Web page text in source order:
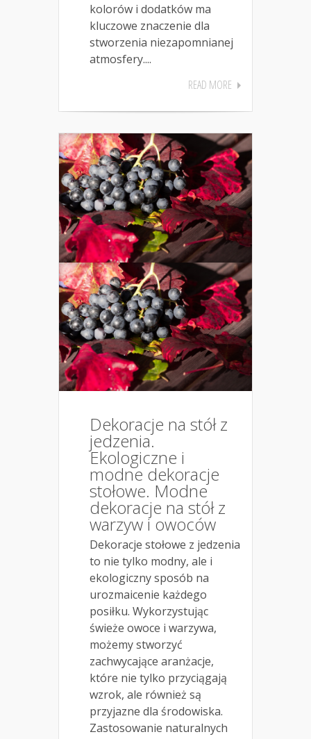
kolorów i dodatków ma
kluczowe znaczenie dla
stworzenia niezapomnianej
atmosfery....
READ MORE
Dekoracje na stół z
jedzenia.
Ekologiczne i
modne dekoracje
stołowe. Modne
dekoracje na stół z
warzyw i owoców
Dekoracje stołowe z jedzenia
to nie tylko modny, ale i
ekologiczny sposób na
urozmaicenie każdego
posiłku. Wykorzystując
świeże owoce i warzywa,
możemy stworzyć
zachwycające aranżacje,
które nie tylko przyciągają
wzrok, ale również są
przyjazne dla środowiska.
Zastosowanie naturalnych